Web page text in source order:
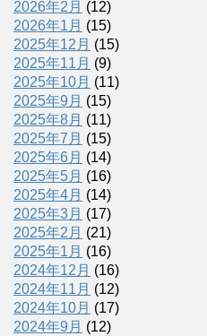
2026年2月 (12)
2026年1月 (15)
2025年12月 (15)
2025年11月 (9)
2025年10月 (11)
2025年9月 (15)
2025年8月 (11)
2025年7月 (15)
2025年6月 (14)
2025年5月 (16)
2025年4月 (14)
2025年3月 (17)
2025年2月 (21)
2025年1月 (16)
2024年12月 (16)
2024年11月 (12)
2024年10月 (17)
2024年9月 (12)